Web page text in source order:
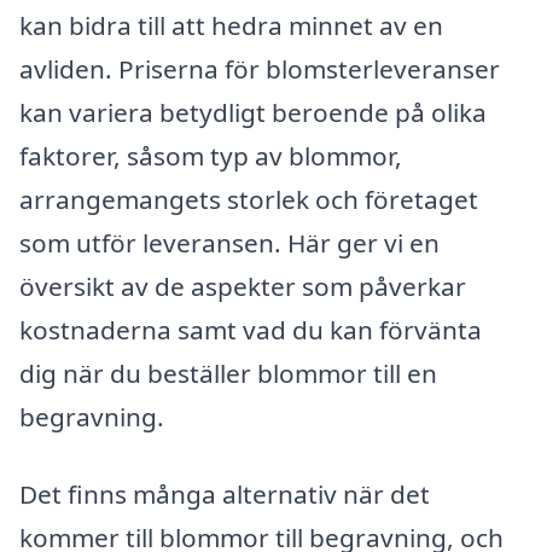
kan bidra till att hedra minnet av en
avliden. Priserna för blomsterleveranser
kan variera betydligt beroende på olika
faktorer, såsom typ av blommor,
arrangemangets storlek och företaget
som utför leveransen. Här ger vi en
översikt av de aspekter som påverkar
kostnaderna samt vad du kan förvänta
dig när du beställer blommor till en
begravning.
Det finns många alternativ när det
kommer till blommor till begravning, och